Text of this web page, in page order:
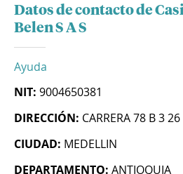
Datos de contacto de
Belen S A S
Ayuda
NIT: 9004650381
DIRECCIÓN: CARRERA 78 B 3 26
CIUDAD: MEDELLIN
DEPARTAMENTO: ANTIOQUIA